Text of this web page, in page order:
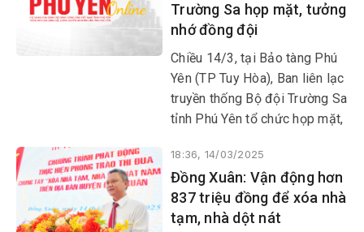
Đông, tưởng niệm 64 đồng đội
đã anh dũng hy sinh trong trận
Gạc Ma ngày 14/3/1988.
Trường Sa họp mặt, tưởng
nhớ đồng đội
Chiều 14/3, tại Bảo tàng Phú
Yên (TP Tuy Hòa), Ban liên lạc
truyền thống Bộ đội Trường Sa
tỉnh Phú Yên tổ chức họp mặt,
bảo vệ chủ quyền của Tổ quốc
trên biển Đông, tưởng niệm 64
đồng đội đã anh dũng hy sinh
trong trận Gạc Ma ngày
18:36, 14/03/2025
Đồng Xuân: Vận động hơn
837 triệu đồng để xóa nhà
tạm, nhà dột nát